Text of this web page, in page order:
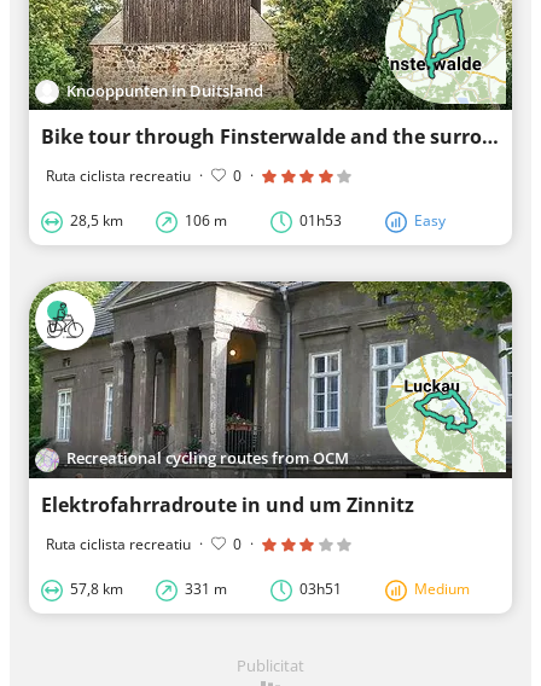
Knooppunten in Duitsland
Bike tour through Finsterwalde and the surrounding area
Ruta ciclista recreatiu · 0 ·
28,5 km 106 m 01h53 Easy
Recreational cycling routes from OCM
Elektrofahrradroute in und um Zinnitz
Ruta ciclista recreatiu · 0 ·
57,8 km 331 m 03h51 Medium
Publicitat